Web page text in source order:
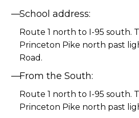
School address:
Route 1 north to I-95 south.
Princeton Pike north past
Road.
From the South:
Route 1 north to I-95 south.
Princeton Pike north past